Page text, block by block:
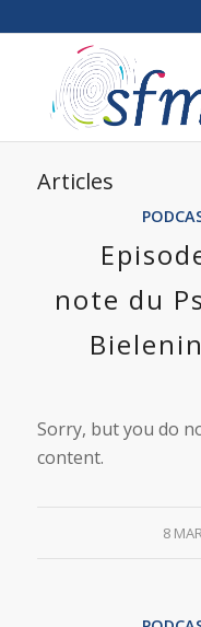
Articles
note du
Sorry, but you do
content.
8 /